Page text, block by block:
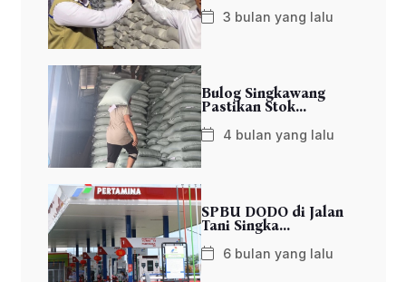
3 bulan yang lalu
Bulog Singkawang
Pastikan Stok...
4 bulan yang lalu
SPBU DODO di Jalan
Tani Singka...
6 bulan yang lalu